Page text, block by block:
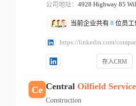
公司地址： 4928 Highway 85
当前企业共有 8 位员工
https://linkedin.com/
存入CRM
Ce Central Oilfield Service
Construction